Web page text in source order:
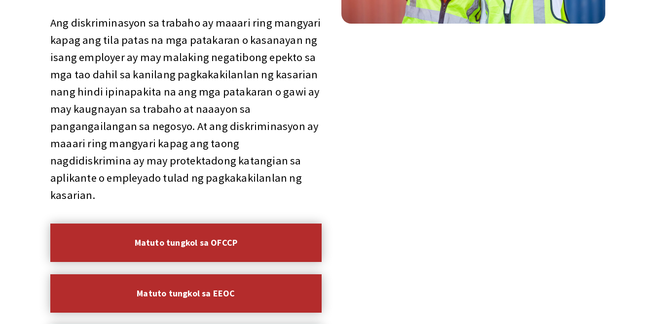
Ang diskriminasyon sa trabaho ay maaari ring mangyari
kapag ang tila patas na mga patakaran o kasanayan ng
isang employer ay may malaking negatibong epekto sa
mga tao dahil sa kanilang pagkakakilanlan ng kasarian
nang hindi ipinapakita na ang mga patakaran o gawi ay
may kaugnayan sa trabaho at naaayon sa
pangangailangan sa negosyo. At ang diskriminasyon ay
maaari ring mangyari kapag ang taong
nagdidiskrimina ay may protektadong katangian sa
aplikante o empleyado tulad ng pagkakakilanlan ng
kasarian.
Matuto tungkol sa OFCCP
Matuto tungkol sa EEOC